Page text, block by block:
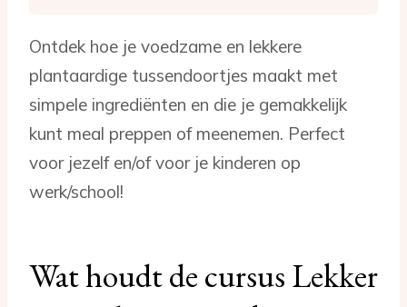
Ontdek hoe je voedzame en lekkere
plantaardige tussendoortjes maakt met
simpele ingrediënten en die je gemakkelijk
kunt meal preppen of meenemen. Perfect
voor jezelf en/of voor je kinderen op
werk/school!
Wat houdt de cursus Lekker